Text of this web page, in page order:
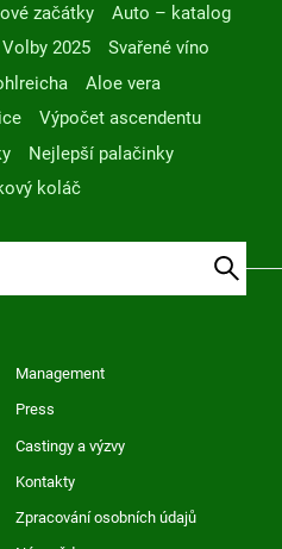
začátky
Auto – katalog
Volby 2025
Svařené víno
Aloe vera
Výpočet ascendentu
Nejlepší palačinky
koláč
Management
Press
Castingy a výzvy
Kontakty
Zpracování osobních údajů